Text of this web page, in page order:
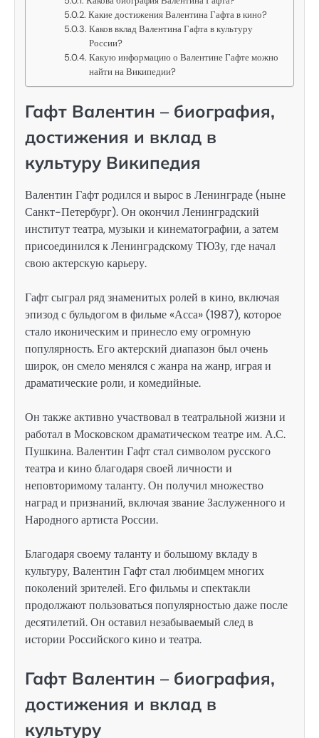
Какие достижения Валентина Гафта в кино?
Каков вклад Валентина Гафта в культуру
России?
Какую информацию о Валентине Гафте можно
найти на Википедии?
Гафт Валентин – биография,
достижения и вклад в
культуру Википедия
Валентин Гафт родился и вырос в Ленинграде (ныне
Санкт-Петербург). Он окончил Ленинградский
институт театра, музыки и кинематографии, а затем
присоединился к Ленинградскому ТЮЗу, где начал
свою актерскую карьеру.
Гафт сыграл ряд знаменитых ролей в кино, включая
эпизод с бульдогом в фильме «Асса» (1987), которое
стало иконическим и принесло ему огромную
популярность. Его актерский диапазон был очень
широк, он смело менялся с жанра на жанр, играя и
драматические роли, и комедийные.
Он также активно участвовал в театральной жизни и
работал в Московском драматическом театре им. А.С.
Пушкина. Валентин Гафт стал символом русского
театра и кино благодаря своей личности и
неповторимому таланту. Он получил множество
наград и признаний, включая звание Заслуженного и
Народного артиста России.
Благодаря своему таланту и большому вкладу в
культуру, Валентин Гафт стал любимцем многих
поколений зрителей. Его фильмы и спектакли
продолжают пользоваться популярностью даже после
десятилетий. Он оставил незабываемый след в
истории Российского кино и театра.
Гафт Валентин – биография,
достижения и вклад в
культуру